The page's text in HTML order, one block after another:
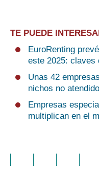
TE PUEDE
EuroRenting
este 2025: claves
Unas 42
nichos no
Empresas
multiplican en el